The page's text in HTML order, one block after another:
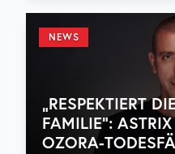
NEWS
„RESPEKTIERT
FAMILIE“:
OZORA-